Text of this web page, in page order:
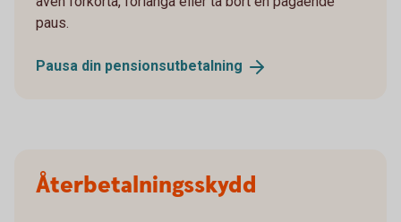
paus.
Pausa din pensionsutbetalning
Återbetalningsskydd